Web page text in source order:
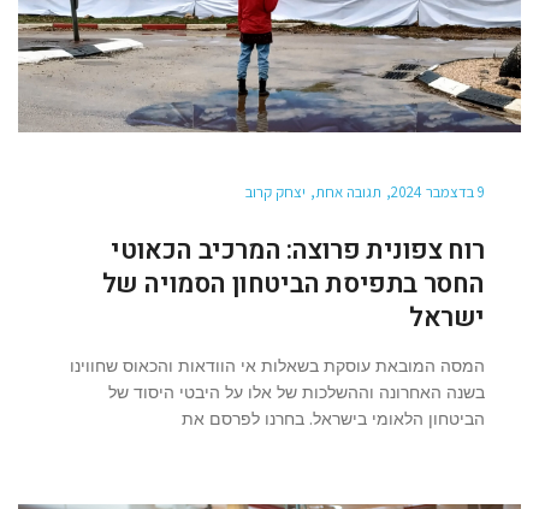
9 בדצמבר 2024 תגובה אחת יצחק קרוב
רוח צפונית פרוצה: המרכיב הכאוטי
החסר בתפיסת הביטחון הסמויה של
ישראל
המסה המובאת עוסקת בשאלות אי הוודאות והכאוס שחווינו
בשנה האחרונה וההשלכות של אלו על היבטי היסוד של
הביטחון הלאומי בישראל. בחרנו לפרסם את